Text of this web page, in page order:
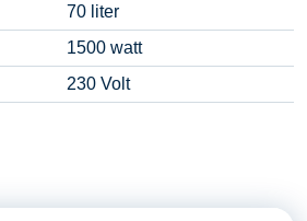
70 liter
1500 watt
230 Volt